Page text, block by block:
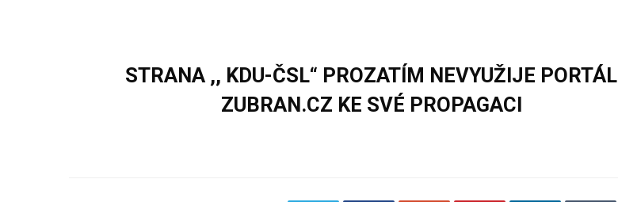
STRANA ,, KDU-ČSL“ PROZATÍM NEVYUŽIJE PORTÁL
ZUBRAN.CZ KE SVÉ PROPAGACI